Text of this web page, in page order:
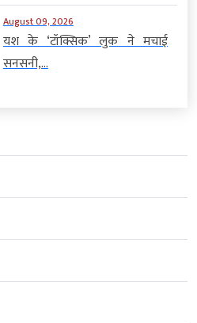
August 09, 2026
यश के ‘टॉक्सिक’ लुक ने मचाई
सनसनी,...